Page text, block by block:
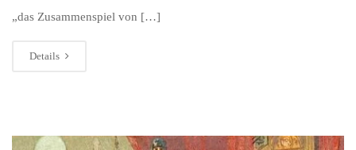
„das Zusammenspiel von […]
Details